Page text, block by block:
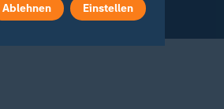
Ablehnen Einstellen